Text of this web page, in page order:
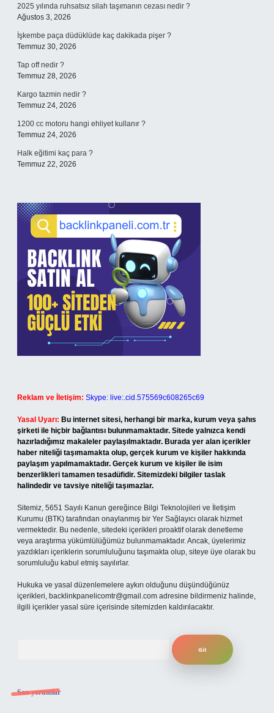
2025 yılında ruhsatsız silah taşımanın cezası nedir ?
Ağustos 3, 2026
İşkembe paça düdüklüde kaç dakikada pişer ?
Temmuz 30, 2026
Tap off nedir ?
Temmuz 28, 2026
Kargo tazmin nedir ?
Temmuz 24, 2026
1200 cc motoru hangi ehliyet kullanır ?
Temmuz 24, 2026
Halk eğitimi kaç para ?
Temmuz 22, 2026
Reklam ve İletişim: Skype: live:.cid.575569c608265c69
Yasal Uyarı: Bu internet sitesi, herhangi bir marka, kurum veya şahıs
şirketi ile hiçbir bağlantısı bulunmamaktadır. Sitede yalnızca kendi
hazırladığımız makaleler paylaşılmaktadır. Burada yer alan içerikler
haber niteliği taşımamakta olup, gerçek kurum ve kişiler hakkında
paylaşım yapılmamaktadır. Gerçek kurum ve kişiler ile isim
benzerlikleri tamamen tesadüfidir. Sitemizdeki bilgiler taslak
halindedir ve tavsiye niteliği taşımazlar.
Sitemiz, 5651 Sayılı Kanun gereğince Bilgi Teknolojileri ve İletişim
Kurumu (BTK) tarafından onaylanmış bir Yer Sağlayıcı olarak hizmet
vermektedir. Bu nedenle, sitedeki içerikleri proaktif olarak denetleme
veya araştırma yükümlülüğümüz bulunmamaktadır. Ancak, üyelerimiz
yazdıkları içeriklerin sorumluluğunu taşımakta olup, siteye üye olarak bu
sorumluluğu kabul etmiş sayılırlar.
Hukuka ve yasal düzenlemelere aykırı olduğunu düşündüğünüz
içerikleri, backlinkpanelicomtr@gmail.com adresine bildirmeniz halinde,
ilgili içerikler yasal süre içerisinde sitemizden kaldırılacaktır.
Son yorumlar